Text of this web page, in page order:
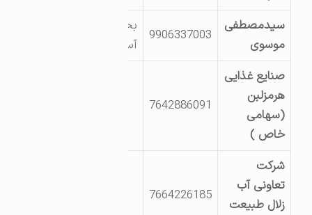
سیدمصطفی
موسوی
9906337003
بخش مرکزی، روستای
آسیاب
صنایع غذایی
هرمزلبن
(سهامی
خاص )
7642886091
شرکت
تعاونی آب
زلال طبیعت
7664226185